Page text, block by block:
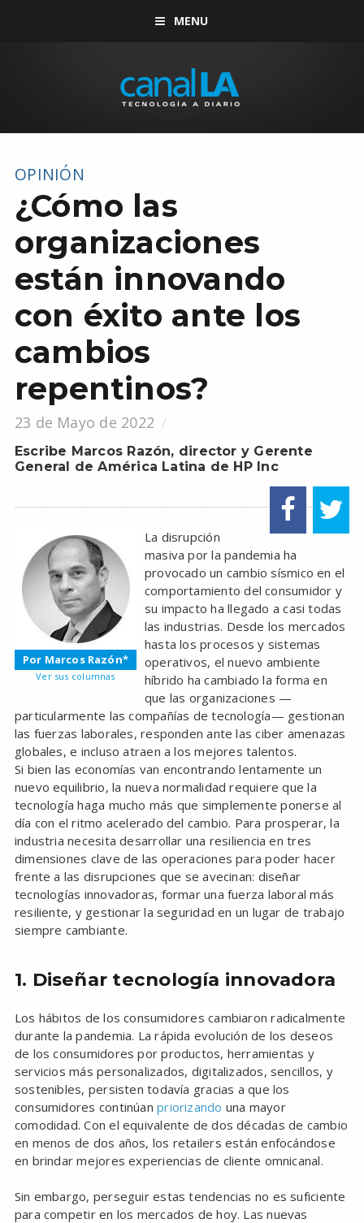
MENU
OPINIÓN
¿Cómo las
organizaciones
están innovando
con éxito ante los
cambios
repentinos?
23 de Mayo de 2022
Escribe Marcos Razón, director y Gerente
General de América Latina de HP Inc
Por Marcos Razón*
Ver sus columnas
La disrupción
masiva por la pandemia ha
provocado un cambio sísmico en el
comportamiento del consumidor y
su impacto ha llegado a casi todas
las industrias. Desde los mercados
hasta los procesos y sistemas
operativos, el nuevo ambiente
híbrido ha cambiado la forma en
que las organizaciones —
particularmente las compañías de tecnología— gestionan
las fuerzas laborales, responden ante las ciber amenazas
globales, e incluso atraen a los mejores talentos.
Si bien las economías van encontrando lentamente un
nuevo equilibrio, la nueva normalidad requiere que la
tecnología haga mucho más que simplemente ponerse al
día con el ritmo acelerado del cambio. Para prosperar, la
industria necesita desarrollar una resiliencia en tres
dimensiones clave de las operaciones para poder hacer
frente a las disrupciones que se avecinan: diseñar
tecnologías innovadoras, formar una fuerza laboral más
resiliente, y gestionar la seguridad en un lugar de trabajo
siempre cambiante.
1. Diseñar tecnología innovadora
Los hábitos de los consumidores cambiaron radicalmente
durante la pandemia. La rápida evolución de los deseos
de los consumidores por productos, herramientas y
servicios más personalizados, digitalizados, sencillos, y
sostenibles, persisten todavía gracias a que los
consumidores continúanpriorizando una mayor
comodidad. Con el equivalente de dos décadas de cambio
en menos de dos años, los retailers están enfocándose
en brindar mejores experiencias de cliente omnicanal.
Sin embargo, perseguir estas tendencias no es suficiente
para competir en los mercados de hoy. Las nuevas